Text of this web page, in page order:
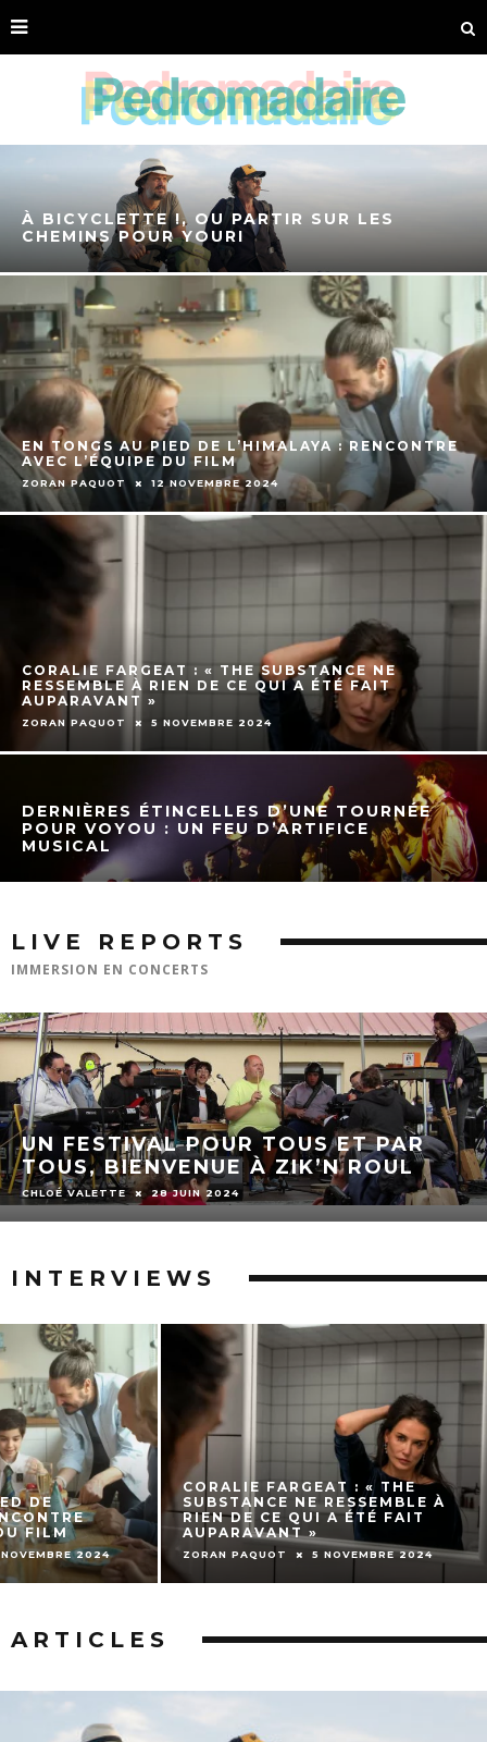
À BICYCLETTE !, OU PARTIR SUR LES
CHEMINS POUR YOURI
EN TONGS AU PIED DE L’HIMALAYA : RENCONTRE
AVEC L’ÉQUIPE DU FILM
ZORAN PAQUOT 12 NOVEMBRE 2024
CORALIE FARGEAT : « THE SUBSTANCE NE
RESSEMBLE À RIEN DE CE QUI A ÉTÉ FAIT
AUPARAVANT »
ZORAN PAQUOT 5 NOVEMBRE 2024
DERNIÈRES ÉTINCELLES D’UNE TOURNÉE
POUR VOYOU : UN FEU D’ARTIFICE
MUSICAL
LIVE REPORTS
IMMERSION EN CONCERTS
DERNIÈRES ÉTINCELLES D’UNE
TOURNÉE POUR VOYOU : UN FEU
D’ARTIFICE MUSICAL
CHLOÉ VALETTE 18 OCTOBRE 2024
INTERVIEWS
À BICYCLETTE !, OU PARTIR
SUR LES CHEMINS POUR
YOURI
CHLOÉ VALETTE 24 FÉVRIER 2025
EN TONGS AU
L’HIMALAYA :
AVEC
ZORAN PAQUOT
ARTICLES